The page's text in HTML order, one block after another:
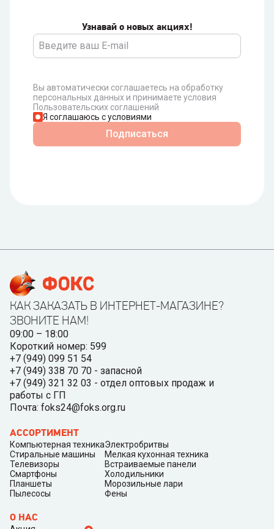
Узнавай о новых акциях!
Вы автоматически соглашаетесь на обработку
персональных данных и принимаете условия
Пользовательских соглашений
Я соглашаюсь с условиями
Подписаться
КАК ЗАКАЗАТЬ В ИНТЕРНЕТ-МАГАЗИНЕ?
ЗВОНИТЕ НАМ!
09:00 – 18:00
Короткий номер: 599
+7 (949) 099 51 54
+7 (949) 338 70 70 - запасной
+7 (949) 321 32 03 - отдел оптовых продаж и
работы с ГП
Почта: foks24@foks.org.ru
АССОРТИМЕНТ
Компьютерная техника
Стиральные машины
Телевизоры
Смартфоны
Планшеты
Пылесосы
Электробритвы
Мелкая кухонная техника
Встраиваемые панели
Холодильники
Морозильные лари
Фены
О НАС